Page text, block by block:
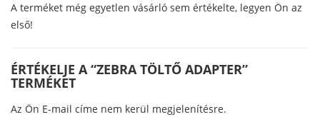
A terméket még egyetlen vásárló sem értékelte, legyen Ön az
első!
ÉRTÉKELJE A “ZEBRA TÖLTŐ ADAPTER”
TERMÉKET
Az Ön E-mail címe nem kerül megjelenítésre.